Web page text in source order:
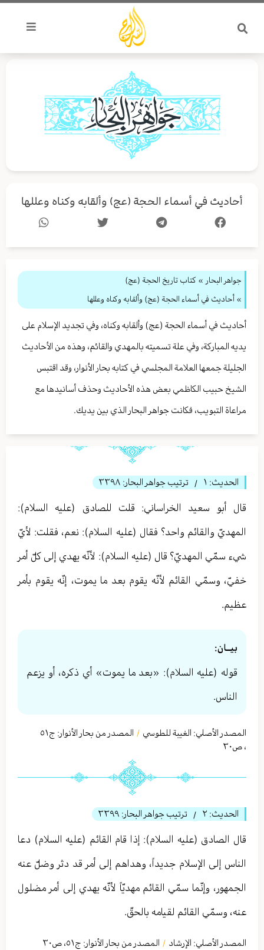
تخطي
المحتوى
أحاديث في أسماء الحجة (عج) وألقابه وكناه وعللها
جواهر البحار » كتاب تاريخ الحجة (عج)
» أحاديث في أسماء الحجة (عج) وألقابه وكناه وعللها
أحاديث في أسماء الحجة (عج) وألقابه وكناه، وفي تجديد الإسلام على
يديه المباركة، وفي علة تسميته بالمهدي والقائم، وهذه من الأحاديث
الجليلة جمعها العلامة المجلسي في كتابه بحار الأنوار، وقد اقتبس
الشيخ حبيب الكاظمي بعض هذه الأحاديث وحذف أسانيدها مع
مراعاة التبويب، فكانت جواهر البحار الذي بين يديك.
الحديث: ١ / ترتيب جواهر البحار: ٣٣٩٨
قال أبو سعيد الخراساني‏: قلت للصادق (عليه السلام):
المهديّ والقائم واحد؟ فقال (عليه السلام): نعم، فقلت: لأيّ
شيء سمّي المهديّ؟ قال (عليه السلام): لأنّه يهدي إلى كلّ أمر
خفيّ، وسمّي القائم لأنّه يقوم بعد ما يموت، إنّه يقوم بأمر
عظيم.
بيــان:
قوله (عليه السلام): «بعد ما يموت» أي ذكره، أو يزعم
الناس.
المصدر الأصلي: الغيبة للطوسي / المصدر من بحار الأنوار: ج٥١
، ص٣٠
الحديث: ٢ / ترتيب جواهر البحار: ٣٣٩٩
قال الصادق (عليه السلام): إذا قام القائم (عليه السلام) دعا
الناس إلى الإسلام جديداً، وهداهم إلى أمر قد دثر وضلّ عنه
الجمهور، وإنّما سمّي القائم مهديّاً لأنّه يهدي إلى أمر مضلول
عنه، وسمّي القائم لقيامه بالحقّ.
المصدر الأصلي: الإرشاد / المصدر من بحار الأنوار: ج٥١، ص٣٠